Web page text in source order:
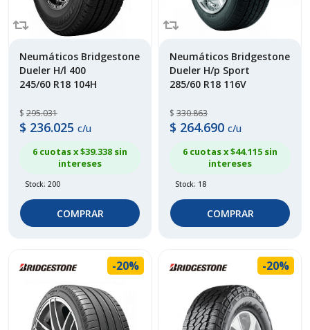
Neumáticos Bridgestone
Dueler H/l 400
245/60 R18 104H
$ 295.031
$ 236.025 c/u
6 cuotas x $39.338 sin
intereses
Stock: 200
COMPRAR
Neumáticos Bridgestone
Dueler H/p Sport
285/60 R18 116V
$ 330.863
$ 264.690 c/u
6 cuotas x $44.115 sin
intereses
Stock: 18
COMPRAR
-20% -20%